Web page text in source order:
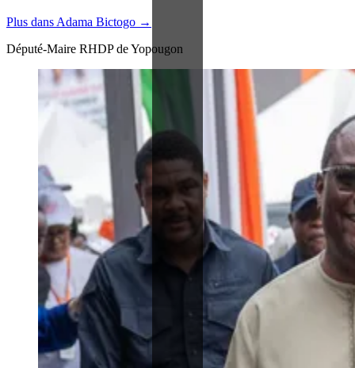
Plus dans Adama Bictogo →
Député-Maire RHDP de Yopougon